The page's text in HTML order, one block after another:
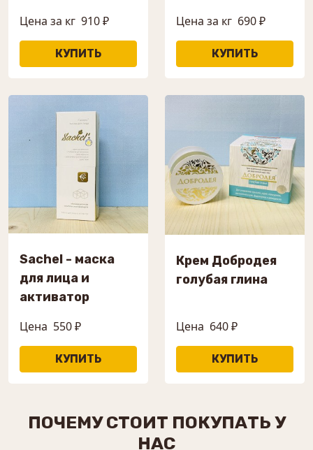
Цена за кг 910 ₽
Цена за кг 690 ₽
Sachel - маска
для лица и
активатор
Цена 550 ₽
Крем Добродея
голубая глина
Цена 640 ₽
ПОЧЕМУ СТОИТ ПОКУПАТЬ У
НАС